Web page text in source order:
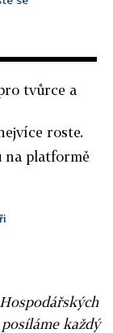
tvůrce a
roste.
na platformě
každý